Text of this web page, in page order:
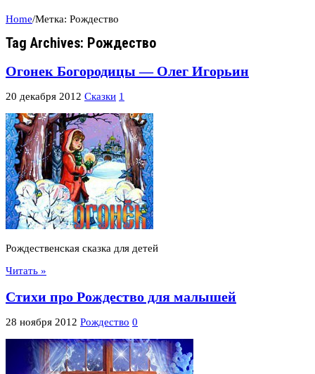
Home/Метка: Рождество
Tag Archives: Рождество
Огонек Богородицы — Олег Игорьин
20 декабря 2012 Сказки 1
Рождественская сказка для детей
Читать »
Стихи про Рождество для малышей
28 ноября 2012 Рождество 0